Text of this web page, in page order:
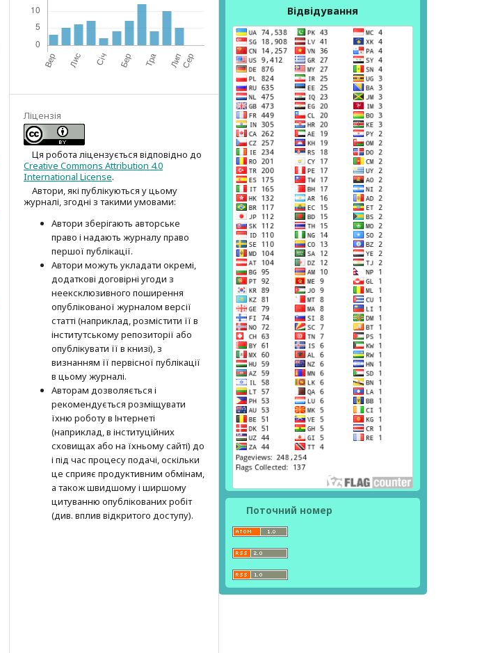
Ліцензія
Ця робота ліцензується відповідно до
Creative Commons Attribution 4.0
International License.
Автори, які публікуються у цьому
журналі, згодні з такими умовами:
Автори зберігають авторське
право і надають журналу право
першої публі­кації.
Автори можуть укладати окремі,
додат­кові договірні угоди з
неексклюзив­ного поширення
опублікованої журналом версії
статті (наприклад, розмістити її в
інститутському репозиторії або
опубліку­вати її в книзі), з
визнанням її первісної публікації
в цьому журналі.
Авторам дозволяється і
рекомендується розміщувати
їхню роботу в Інтернеті
(наприклад, в інституційних
сховищах або на їхньому сайті) до
і під час процесу подачі, оскільки
це сприяє продуктивним обмінам,
а також швидшому і ширшому
цитуванню опубліко­ва­них робіт
(див. вплив відкритого доступу).
Відвідування
Поточний номер